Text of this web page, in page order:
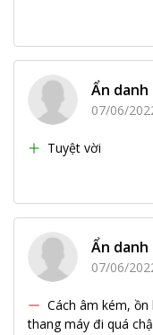
Ẩn danh
07/06/
Tuyệt vời
Ẩn danh
07/06/
Cách âm kém,
thang máy đi quá